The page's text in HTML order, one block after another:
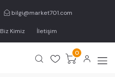
bilgi@market701.com
Biz Kimiz İletişim
0